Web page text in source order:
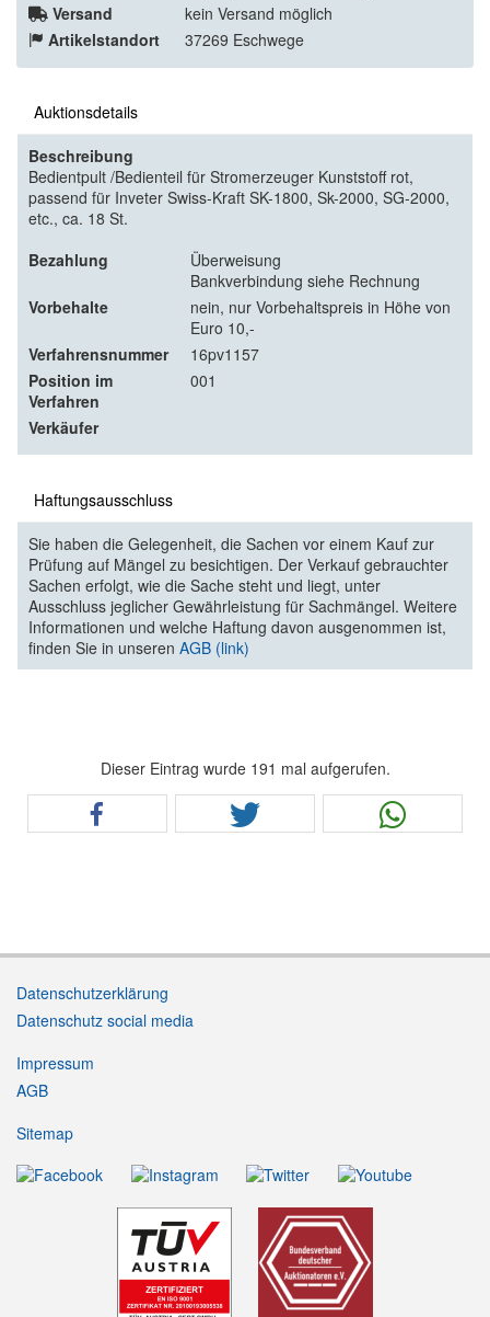
Versand
kein Versand möglich
Artikelstandort
37269 Eschwege
Auktionsdetails
Beschreibung
Bedientpult /Bedienteil für Stromerzeuger Kunststoff rot,
passend für Inveter Swiss-Kraft SK-1800, Sk-2000, SG-2000,
etc., ca. 18 St.
Bezahlung
Überweisung
Bankverbindung siehe Rechnung
Vorbehalte
nein, nur Vorbehaltspreis in Höhe von
Euro 10,-
Verfahrensnummer
16pv1157
Position im
Verfahren
001
Verkäufer
Haftungsausschluss
Sie haben die Gelegenheit, die Sachen vor einem Kauf zur
Prüfung auf Mängel zu besichtigen. Der Verkauf gebrauchter
Sachen erfolgt, wie die Sache steht und liegt, unter
Ausschluss jeglicher Gewährleistung für Sachmängel. Weitere
Informationen und welche Haftung davon ausgenommen ist,
finden Sie in unseren AGB (link)
Dieser Eintrag wurde 191 mal aufgerufen.
Datenschutzerklärung
Datenschutz social media
Impressum
AGB
Sitemap